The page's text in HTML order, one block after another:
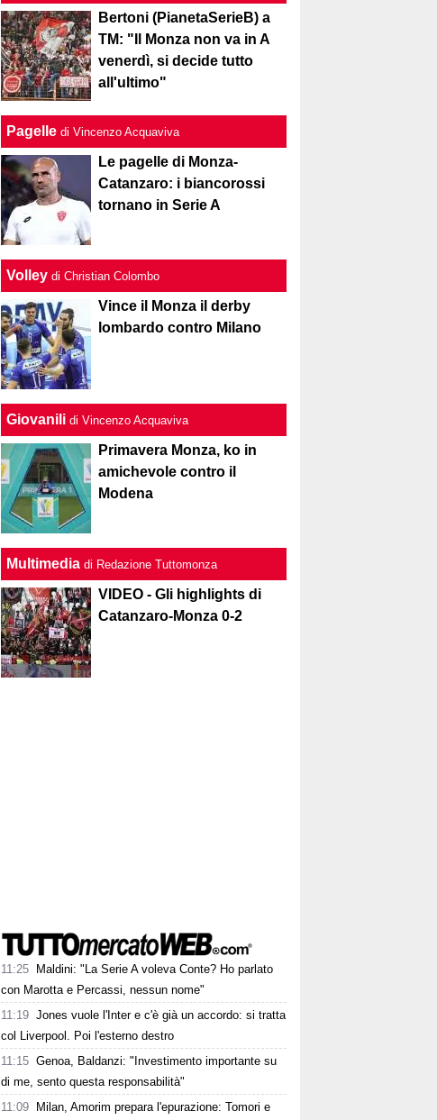
Bertoni (PianetaSerieB) a
TM: "Il Monza non va in A
venerdì, si decide tutto
all'ultimo"
Pagelle di Vincenzo Acquaviva
Le pagelle di Monza-
Catanzaro: i biancorossi
tornano in Serie A
Volley di Christian Colombo
Vince il Monza il derby
lombardo contro Milano
Giovanili di Vincenzo Acquaviva
Primavera Monza, ko in
amichevole contro il
Modena
Multimedia di Redazione Tuttomonza
VIDEO - Gli highlights di
Catanzaro-Monza 0-2
11:25
Maldini: "La Serie A voleva Conte? Ho parlato
con Marotta e Percassi, nessun nome"
11:19 Jones vuole l'Inter e c'è già un accordo: si tratta
col Liverpool. Poi l'esterno destro
11:15 Genoa, Baldanzi: "Investimento importante su
di me, sento questa responsabilità"
11:09
Milan, Amorim prepara l'epurazione: Tomori e